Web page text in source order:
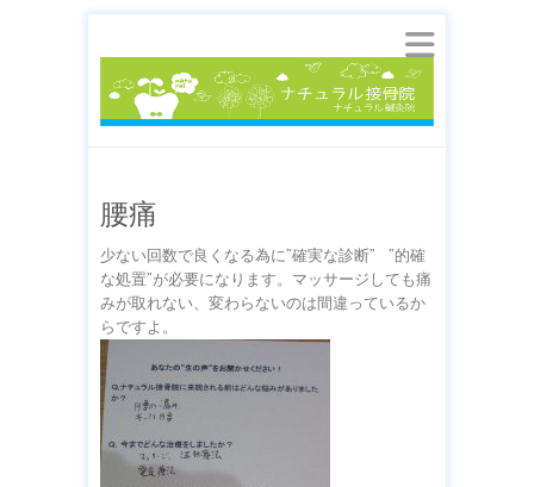
腰痛
少ない回数で良くなる為に”確実な診断” ”的確
な処置”が必要になります。マッサージしても痛
みが取れない、変わらないのは間違っているか
らですよ。